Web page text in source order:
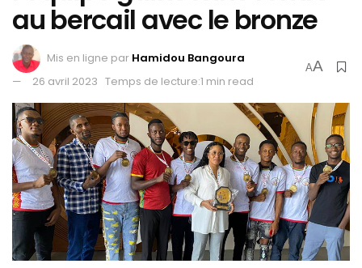
au bercail avec le bronze
Mis en ligne par Hamidou Bangoura
26 avril 2023 Temps de lecture:1 min read
AA